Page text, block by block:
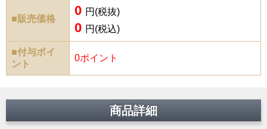
■販売価格
0 円(税抜)
0 円(税込)
■付与ポイ
ント
0ポイント
商品詳細